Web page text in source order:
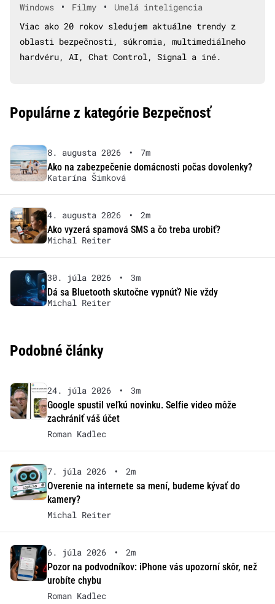
Windows • Filmy •
Umelá inteligencia
Viac ako 20 rokov sledujem aktuálne trendy z
oblasti bezpečnosti, súkromia, multimediálneho
hardvéru, AI, Chat Control, Signal a iné.
Populárne z kategórie Bezpečnosť
8. augusta 2026 •
7m
Ako na zabezpečenie domácnosti počas dovolenky?
Katarína Šimková
4. augusta 2026 •
2m
Ako vyzerá spamová SMS a čo treba urobiť?
Michal Reiter
30. júla 2026 •
3m
Dá sa Bluetooth skutočne vypnúť? Nie vždy
Michal Reiter
Podobné články
24. júla 2026 •
3m
Google spustil veľkú novinku. Selfie video môže
zachrániť váš účet
Roman Kadlec
7. júla 2026 •
2m
Overenie na internete sa mení, budeme kývať do
kamery?
Michal Reiter
6. júla 2026 •
2m
Pozor na podvodníkov: iPhone vás upozorní skôr, než
urobíte chybu
Roman Kadlec